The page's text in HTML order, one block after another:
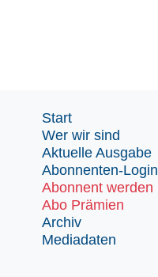
Start
Wer wir sind
Aktuelle Ausgabe
Abonnenten-Login
Abonnent werden
Abo Prämien
Archiv
Mediadaten